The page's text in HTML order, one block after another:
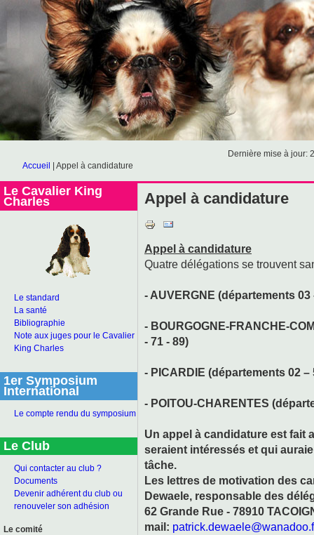
Accueil Appel à candidature
Dernière mise à jour:
Le Cavalier King
Charles
Le standard
La santé
Bibliographie
Note aux juges pour le Cavalier
King Charles
1er Symposium
International
Le compte rendu du symposium
Le Club
Qui contacter au club ?
Documents
Devenir adhérent du club ou
renouveler son adhésion
Le comité
Appel à candidature
Appel à candidature
Quatre délégations se trouvent
- AUVERGNE (départements 03
- BOURGOGNE-FRANCHE-
- 71 - 89)
- PICARDIE (départements 02 –
- POITOU-CHARENTES
Un appel à candidature est fait
seraient intéressés et qui
tâche.
Les lettres de motivation des
Dewaele, responsable des
62 Grande Rue - 78910
mail: